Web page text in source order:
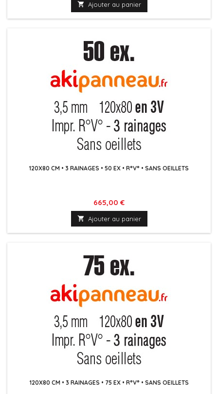
 Ajouter au panier
120X80 CM • 3 RAINAGES • 50 EX • R°V° • SANS OEILLETS
Prix
665,00 €
 Ajouter au panier
120X80 CM • 3 RAINAGES • 75 EX • R°V° • SANS OEILLETS